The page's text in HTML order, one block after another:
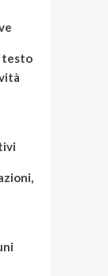
testo